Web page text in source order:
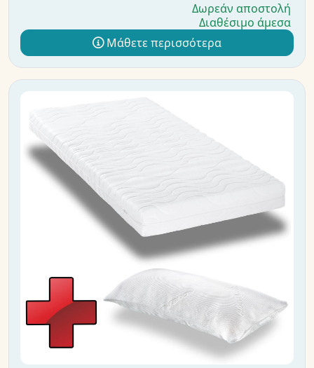
Δωρεάν αποστολή
Διαθέσιμο άμεσα
Μάθετε περισσότερα